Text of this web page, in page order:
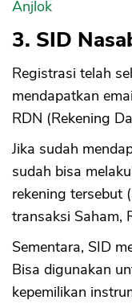
Anjlok
3. SID
Registrasi telah
mendapatkan
RDN (Rekening
Jika sudah
sudah bisa
rekening tersebut
transaksi Saham,
Sementara, SID
Bisa digunakan
kepemilikan